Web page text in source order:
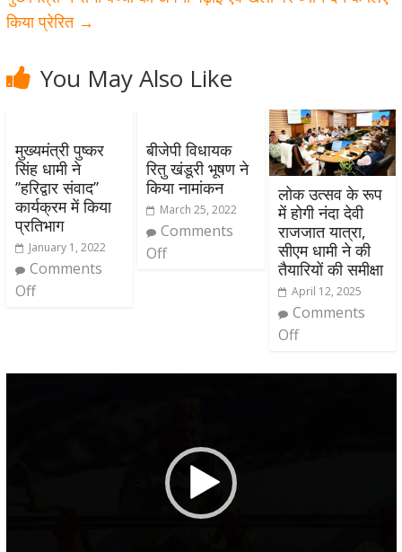
किया प्रेरित →
You May Also Like
मुख्यमंत्री पुष्कर
सिंह धामी ने
’’हरिद्वार संवाद’’
कार्यक्रम में किया
प्रतिभाग
January 1, 2022
Comments
Off
बीजेपी विधायक
रितु खंडूरी भूषण ने
किया नामांकन
March 25, 2022
Comments
Off
लोक उत्सव के रूप
में होगी नंदा देवी
राजजात यात्रा,
सीएम धामी ने की
तैयारियों की समीक्षा
April 12, 2025
Comments
Off